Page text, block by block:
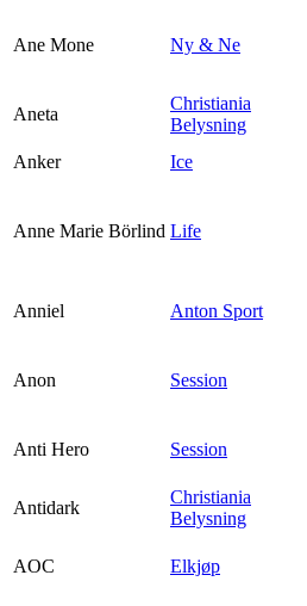
Ane Mone Ny & Ne
Aneta
Christiania
Belysning
Anker
Ice
Anne Marie Börlind Life
Anniel Anton Sport
Anon Session
Anti Hero Session
Antidark
Christiania
Belysning
AOC Elkjøp